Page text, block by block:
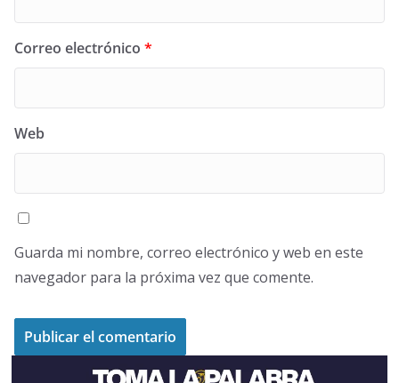
Correo electrónico *
Web
Guarda mi nombre, correo electrónico y web en este
navegador para la próxima vez que comente.